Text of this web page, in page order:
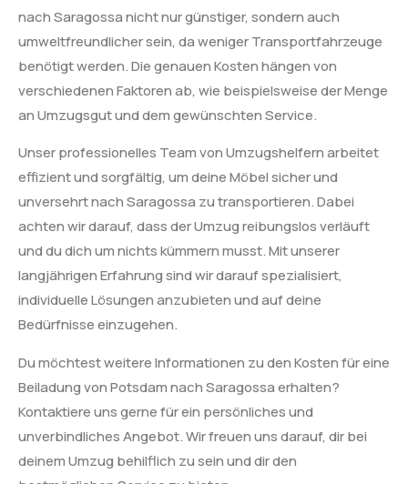
nach Saragossa nicht nur günstiger, sondern auch
umweltfreundlicher sein, da weniger Transportfahrzeuge
benötigt werden. Die genauen Kosten hängen von
verschiedenen Faktoren ab, wie beispielsweise der Menge
an Umzugsgut und dem gewünschten Service.
Unser professionelles Team von Umzugshelfern arbeitet
effizient und sorgfältig, um deine Möbel sicher und
unversehrt nach Saragossa zu transportieren. Dabei
achten wir darauf, dass der Umzug reibungslos verläuft
und du dich um nichts kümmern musst. Mit unserer
langjährigen Erfahrung sind wir darauf spezialisiert,
individuelle Lösungen anzubieten und auf deine
Bedürfnisse einzugehen.
Du möchtest weitere Informationen zu den Kosten für eine
Beiladung von Potsdam nach Saragossa erhalten?
Kontaktiere uns gerne für ein persönliches und
unverbindliches Angebot. Wir freuen uns darauf, dir bei
deinem Umzug behilflich zu sein und dir den